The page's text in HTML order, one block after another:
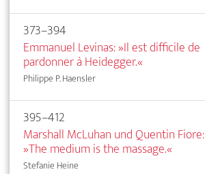
373–394
Emmanuel Levinas: »Il est difficile de
pardonner à Heidegger.«
Philippe P. Haensler
395–412
Marshall McLuhan und Quentin Fiore:
»The medium is the massage.«
Stefanie Heine